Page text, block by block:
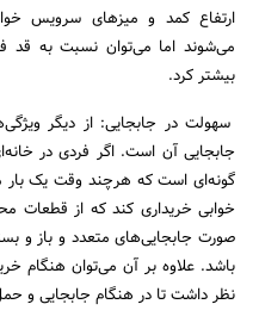
ارتفاع کمد و میزهای سرویس
می‌شوند اما می‌توان نسبت به قد
بیشتر کرد.
سهولت در جابجایی: از دیگر
جابجایی آن است. اگر فردی در
گونه‌ای است که هرچند وقت یک بار
خوابی خریداری کند که از قطعات
صورت جابجایی‌های متعدد و باز و
باشد. علاوه بر آن می‌توان هنگام
نظر داشت تا در هنگام جابجایی و